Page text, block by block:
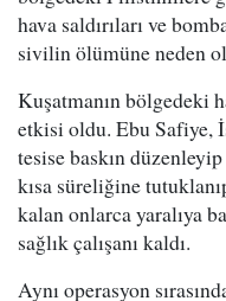
hava saldırıları ve
sivilin ölümüne neden
Kuşatmanın bölgedeki
etkisi oldu. Ebu Safiye,
tesise baskın
kısa süreliğine
kalan onlarca yaralıya
sağlık çalışanı kaldı.
Aynı operasyon